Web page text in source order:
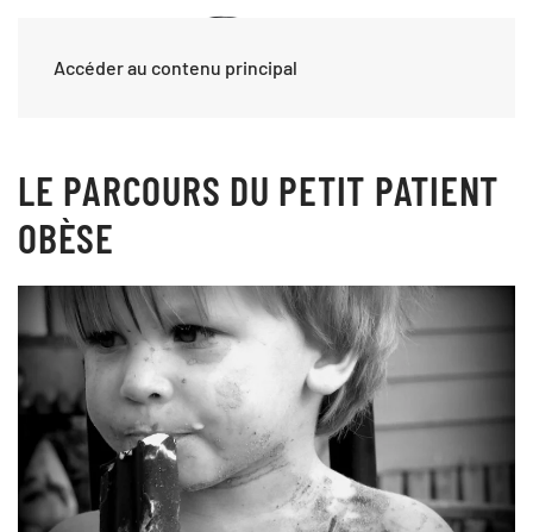
Accéder au contenu principal
LE PARCOURS DU PETIT PATIENT
OBÈSE